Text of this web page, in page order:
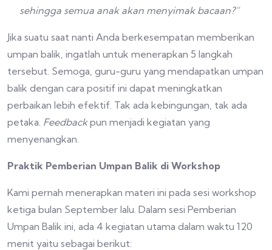
sehingga semua anak akan menyimak bacaan?”
Jika suatu saat nanti Anda berkesempatan memberikan
umpan balik, ingatlah untuk menerapkan 5 langkah
tersebut. Semoga, guru-guru yang mendapatkan umpan
balik dengan cara positif ini dapat meningkatkan
perbaikan lebih efektif. Tak ada kebingungan, tak ada
petaka. Feedbackpun menjadi kegiatan yang
menyenangkan.
Praktik Pemberian Umpan Balik di Workshop
Kami pernah menerapkan materi ini pada sesi workshop
ketiga bulan September lalu. Dalam sesi Pemberian
Umpan Balik ini, ada 4 kegiatan utama dalam waktu 120
menit yaitu sebagai berikut: